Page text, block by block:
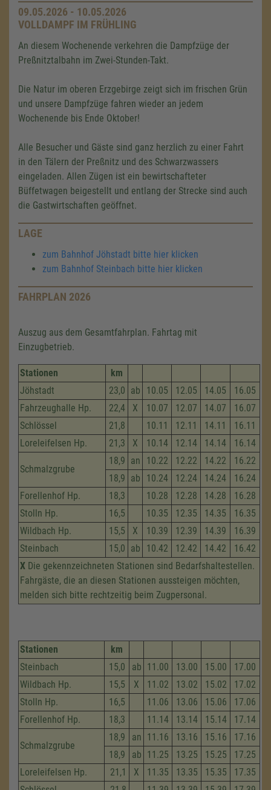
09.05.2026 - 10.05.2026
VOLLDAMPF IM FRÜHLING
An diesem Wochenende verkehren die Dampfzüge der
Preßnitztalbahn im Zwei-Stunden-Takt.
Die Natur im oberen Erzgebirge zeigt sich im frischen Grün
und unsere Dampfzüge fahren wieder an jedem
Wochenende bis Ende Oktober!
Alle Besucher und Gäste sind ganz herzlich zu einer Fahrt
in den Tälern der Preßnitz und des Schwarzwassers
eingeladen. Allen Zügen ist ein bewirtschafteter
Büffetwagen beigestellt und entlang der Strecke sind auch
die Gastwirtschaften geöffnet.
LAGE
zum Bahnhof Jöhstadt bitte hier klicken
zum Bahnhof Steinbach bitte hier klicken
FAHRPLAN 2026
Auszug aus dem Gesamtfahrplan. Fahrtag mit
Einzugbetrieb.
Stationen
km
Jöhstadt
23,0 ab 10.05 12.05 14.05
16.05
Fahrzeug­halle Hp.
22,4 X 10.07 12.07 14.07
16.07
Schlössel
21,8 10.11 12.11 14.11
16.11
Loreleifelsen Hp.
21,3 X 10.14 12.14 14.14 16.14
Schmalzgrube
18,9 an 10.22 12.22 14.22
16.22
18,9 ab 10.24 12.24 14.24
16.24
Forellenhof Hp.
18,3 10.28 12.28 14.28
16.28
Stolln Hp.
16,5 10.35 12.35 14.35
16.35
Wildbach Hp.
15,5 X 10.39 12.39 14.39
16.39
Steinbach
15,0 ab 10.42 12.42 14.42
16.42
X Die gekennzeichneten Stationen sind Bedarfshaltestellen.
Fahrgäste, die an diesen Stationen aussteigen möchten,
melden sich bitte rechtzeitig beim Zugpersonal.
Stationen
km
Steinbach
15,0 ab 11.00 13.00 15.00
17.00
Wildbach Hp.
15,5 X 11.02 13.02 15.02
17.02
Stolln Hp.
16,5 11.06 13.06 15.06
17.06
Forellenhof Hp.
18,3 11.14 13.14 15.14 17.14
Schmalzgrube
18,9 an 11.16 13.16 15.16
17.16
18,9
ab 11.25 13.25 15.25
17.25
Loreleifelsen Hp.
21,1 X 11.35 13.35 15.35
17.35